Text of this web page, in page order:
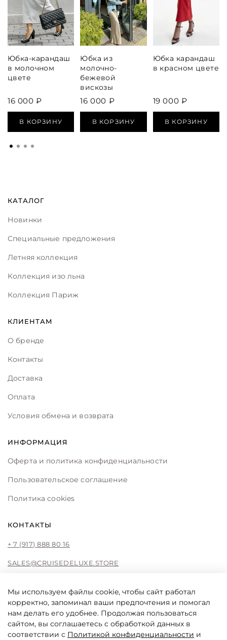
Юбка-карандаш
в молочном
цвете
16 000 ₽
В КОРЗИНУ
Юбка из
молочно-
бежевой
вискозы
16 000 ₽
В КОРЗИНУ
Юбка карандаш
в красном цвете
19 000 ₽
В КОРЗИНУ
КАТАЛОГ
Новинки
Специальные предложения
Летняя коллекция
Коллекция изо льна
Коллекция Париж
КЛИЕНТАМ
О бренде
Контакты
Доставка
Оплата
Условия обмена и возврата
ИНФОРМАЦИЯ
Оферта и политика конфиденциальности
Пользовательское соглашение
Политика cookies
КОНТАКТЫ
+ 7 (917) 888 80 16
SALES@CRUISEDELUXE.STORE
CRUISE DE LUXE
Cruise De Luxe online store by Liliya Fattakhova
Мы используем файлы cookie, чтобы сайт работал
корректно, запоминал ваши предпочтения и помогал
нам делать его удобнее. Продолжая пользоваться
сайтом, вы соглашаетесь с обработкой данных в
соответствии с Политикой конфиденциальности и